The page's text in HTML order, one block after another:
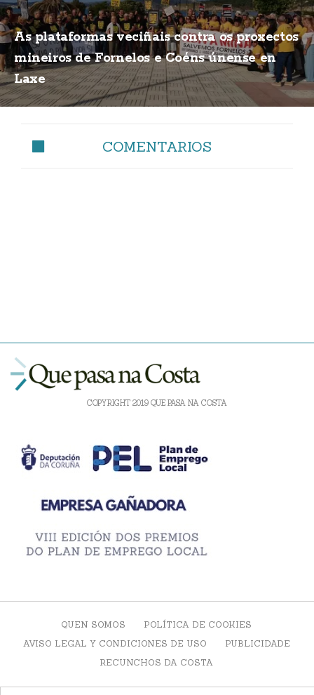
As plataformas veciñais contra os proxectos
mineiros de Fornelos e Coéns únense en
Laxe
COMENTARIOS
COPYRIGHT 2019 QUE PASA NA COSTA
QUEN SOMOS
POLÍTICA DE COOKIES
AVISO LEGAL Y CONDICIONES DE USO
PUBLICIDADE
RECUNCHOS DA COSTA